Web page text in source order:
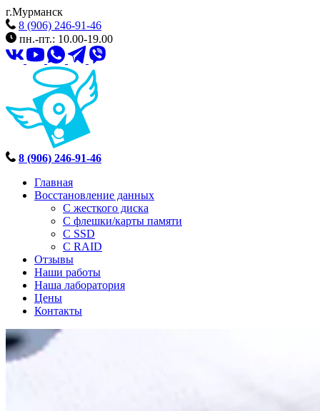
г.Мурманск
8 (906) 246-91-46
пн.-пт.: 10.00-19.00
8 (906) 246-91-46
Главная
Восстановление данных
С жесткого диска
С флешки/карты памяти
С SSD
С RAID
Отзывы
Наши работы
Наша лаборатория
Цены
Контакты